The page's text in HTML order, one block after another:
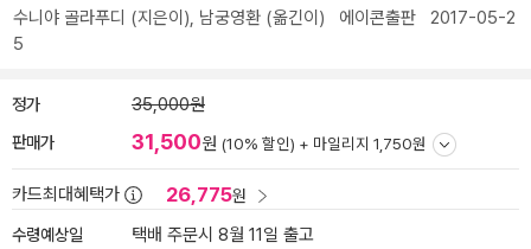
수니야 골라푸디 (지은이), 남궁영환 (옮긴이) 에이콘출판 2017-05-2
5
정가 35,000원
판매가 31,500원 (10% 할인) + 마일리지 1,750원
카드최대혜택가 26,775원
수령예상일
택배 주문시 8월 11일 출고